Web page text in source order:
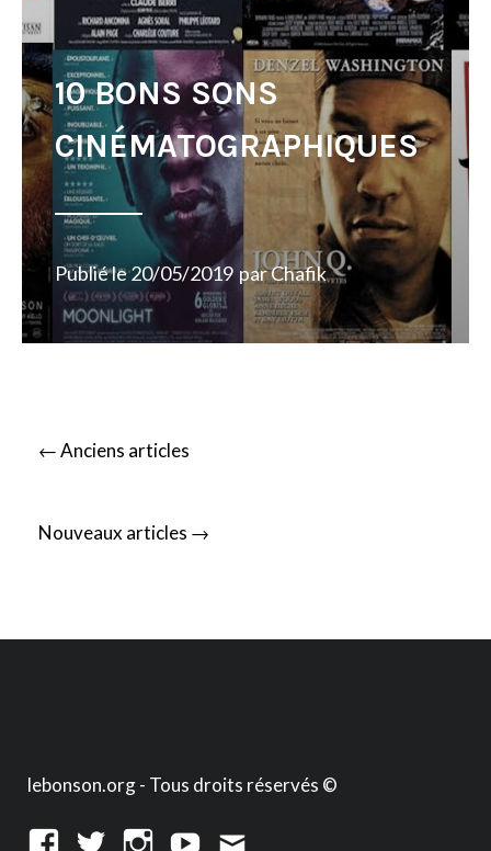
10 BONS SONS
CINÉMATOGRAPHIQUES
Publié le20/05/2019 parChafik
Posts
navigation
←Anciens articles
Nouveaux articles →
lebonson.org - Tous droits réservés ©